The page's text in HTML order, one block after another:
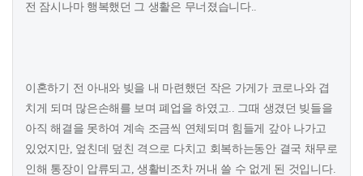
전 잠시나마 행복했던 그 생활은 무너졌습니다..
이혼하기 전 아내와 빚을 내 마련했던 작은 가게가 코로나와 겹
치게 되며 많은손해를 보며 폐업을 하였고.. 그때 생겼던 빚들을
아직 해결을 못하여 계속 조금씩 연체되며 힘들게 갚아 나가고
있었지만, 엎친데 덮친 격으로 다치고 회복하는동안 결국 채무로
인해 통장이 압류되고, 생활비조차 꺼내 쓸 수 없게 된 것입니다.